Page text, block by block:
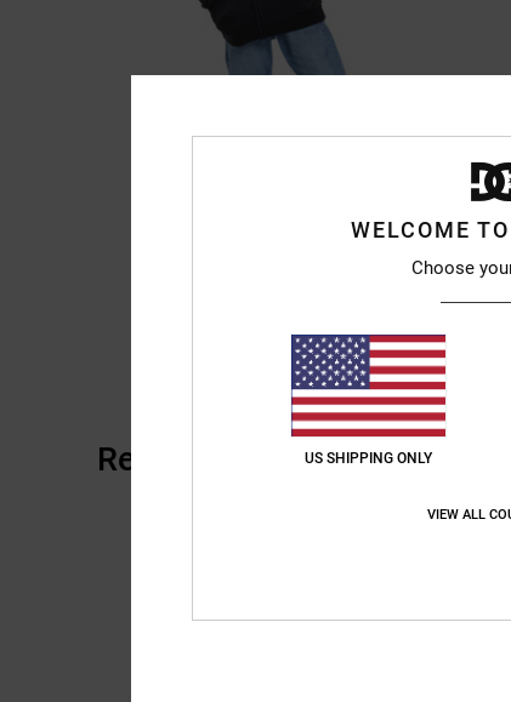
Reviews van klanten
WELCOME
Choose
US SHIPPING ONLY
VIEW ALL